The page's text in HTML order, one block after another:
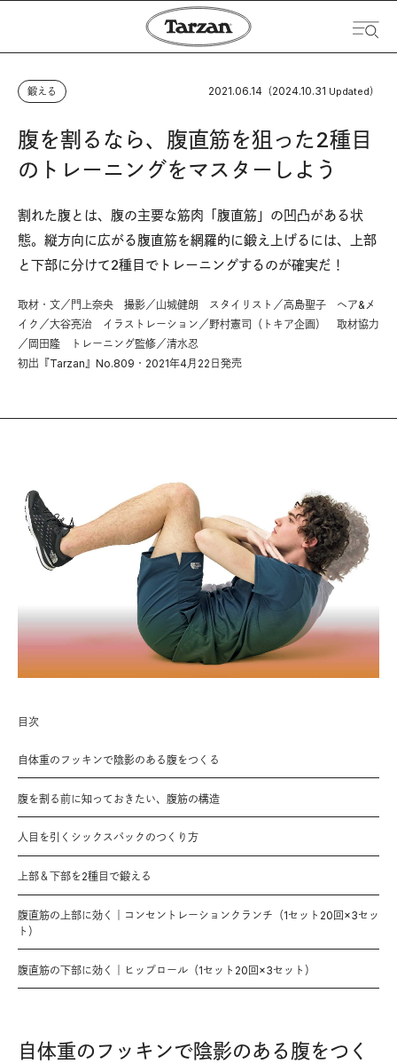
鍛える 2021.06.14 （2024.10.31 Updated）
腹を割るなら、腹直筋を狙った2種目
のトレーニングをマスターしよう
割れた腹とは、腹の主要な筋肉「腹直筋」の凹凸がある状
態。縦方向に広がる腹直筋を網羅的に鍛え上げるには、上部
と下部に分けて2種目でトレーニングするのが確実だ！
取材・文／門上奈央 撮影／山城健朗 スタイリスト／高島聖子 ヘア&メ
イク／大谷亮治 イラストレーション／野村憲司（トキア企画） 取材協力
／岡田隆 トレーニング監修／清水忍
初出『Tarzan』No.809・2021年4月22日発売
目次
自体重のフッキンで陰影のある腹をつくる
腹を割る前に知っておきたい、腹筋の構造
人目を引くシックスパックのつくり方
上部＆下部を2種目で鍛える
腹直筋の上部に効く｜コンセントレーションクランチ（1セット20回×3セッ
ト）
腹直筋の下部に効く｜ヒップロール（1セット20回×3セット）
自体重のフッキンで陰影のある腹をつく